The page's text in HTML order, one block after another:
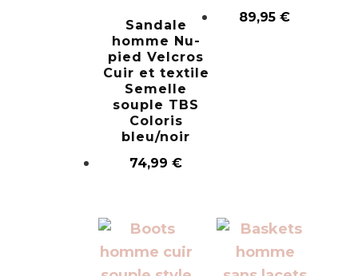
Sandale
homme Nu-
pied Velcros
Cuir et textile
Semelle
souple TBS
Coloris
bleu/noir
74,99 €
89,95 €